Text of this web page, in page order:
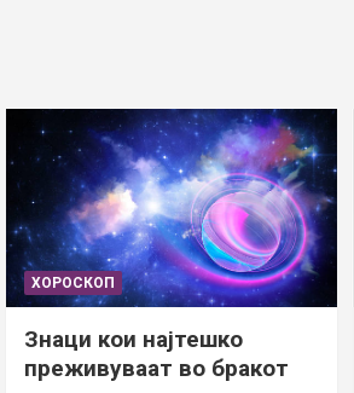
ХОРОСКОП
Знаци кои најтешко
преживуваат во бракот